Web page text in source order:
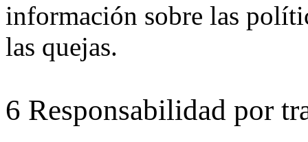
información sobre las
las quejas.
6 Responsabilidad por